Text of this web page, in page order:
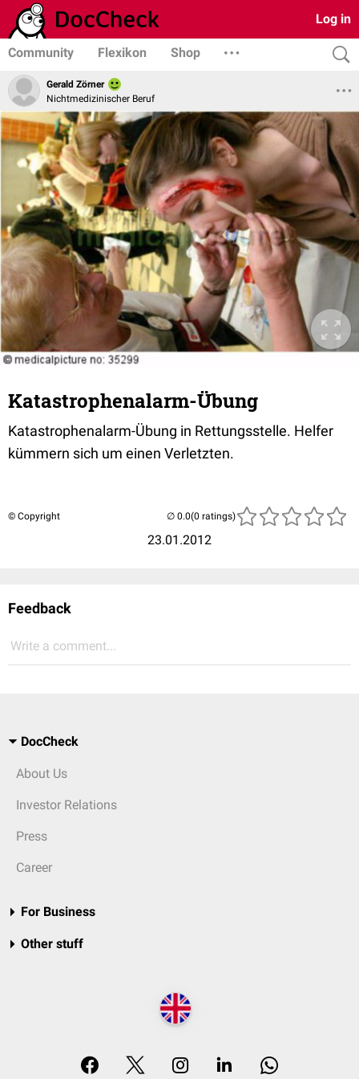
Log in
Community Flexikon Shop
Gerald Zörner
Nichtmedizinischer Beruf
Katastrophenalarm-Übung
Katastrophenalarm-Übung in Rettungsstelle. Helfer
kümmern sich um einen Verletzten.
© Copyright
23.01.2012
(0 ratings)
Feedback
Write a comment...
DocCheck
About Us
Investor Relations
Press
Career
For Business
Other stuff